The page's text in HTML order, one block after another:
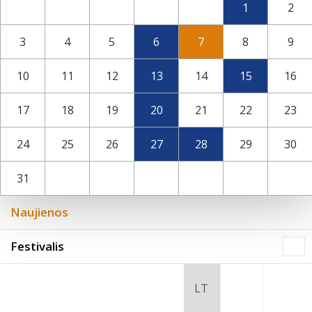
1 2
3 4 5 6 7 8 9
10 11 12 13 14 15 16
17 18 19 20 21 22 23
24 25 26 27 28 29 30
31
Naujienos
Festivalis